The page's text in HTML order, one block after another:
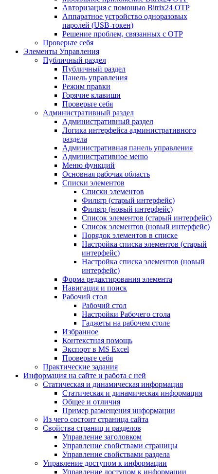
Авторизация с помощью Bitrix24 OTP
Аппаратное устройство одноразовых
паролей (USB-токен)
Решение проблем, связанных с OTP
Проверьте себя
Элементы Управления
Публичный раздел
Публичный раздел
Панель управления
Режим правки
Горячие клавиши
Проверьте себя
Административный раздел
Административный раздел
Логика интерфейса административного
раздела
Административная панель управления
Административное меню
Меню функций
Основная рабочая область
Списки элементов
Списки элементов
Фильтр (старый интерфейс)
Фильтр (новый интерфейс)
Список элементов (старый интерфейс)
Список элементов (новый интерфейс)
Порядок элементов в списке
Настройка списка элементов (старый
интерфейс)
Настройка списка элементов (новый
интерфейс)
Форма редактирования элемента
Навигация и поиск
Рабочий стол
Рабочий стол
Настройки Рабочего стола
Гаджеты на рабочем столе
Избранное
Контекстная помощь
Экспорт в MS Excel
Проверьте себя
Практические задания
Информация на сайте и работа с ней
Статическая и динамическая информация
Статическая и динамическая информация
Общее и отличия
Пример размещения информации
Из чего состоит страница сайта
Свойства страниц и разделов
Управление заголовком
Управление свойствами страницы
Управление свойствами раздела
Управление доступом к информации
Управление доступом к информации